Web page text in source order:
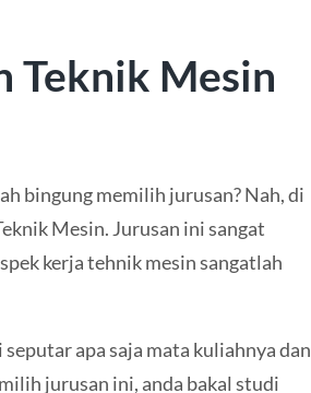
Teknik Mesin
bingung memilih jurusan? Nah, di
Mesin. Jurusan ini sangat
kerja tehnik mesin sangatlah
apa saja mata kuliahnya dan
jurusan ini, anda bakal studi